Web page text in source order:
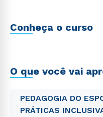
Conheça o curso
O que você vai
PEDAGOGIA DO
PRÁTICAS